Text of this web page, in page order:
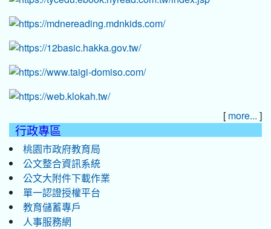
[ more... ]
行政專區
桃園市政府教育局
公文整合資訊系統
公文大附件下載作業
單一認證授權平台
教育儲蓄專戶
人事服務網